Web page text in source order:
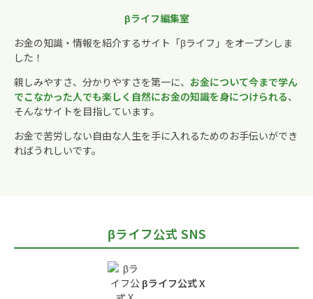
βライフ編集室
お金の知識・情報を紹介するサイト「βライフ」をオープンしま
した！
親しみやすさ、分かりやすさを第一に、 お金について今まで学ん
でこなかった人でも楽しく自然にお金の知識を身につけられる、
そんなサイトを目指しています。
お金で苦労しない自由な人生を手に入れるためのお手伝いができ
ればうれしいです。
βライフ公式 SNS
βライフ公式 X